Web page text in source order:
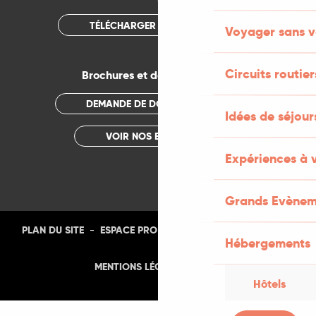
Voyager sans
Circuits
Idées de
Expériences à
Grands
Hébergements
Hôtels
TÉLÉCHARGER L'APPLICATION
Brochures et documentations
DEMANDE DE DOCUMENTATION
VOIR NOS BROCHURES
PLAN DU SITE - ESPACE PRO
MENTIONS LÉGALES CGU